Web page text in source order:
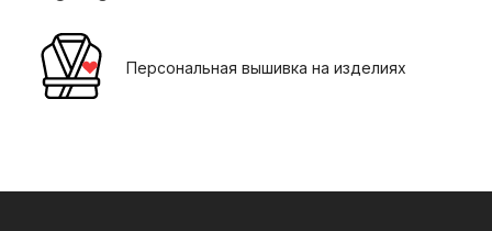
Персональная вышивка на изделиях